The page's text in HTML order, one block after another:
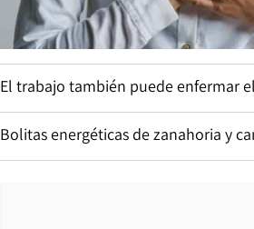
El trabajo también puede enfermar
Bolitas energéticas de zanahoria y